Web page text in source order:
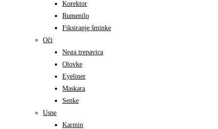
Korektor
Rumenilo
Fiksiranje šminke
Oči
Nega trepavica
Olovke
Eyeliner
Maskara
Senke
Usne
Karmin